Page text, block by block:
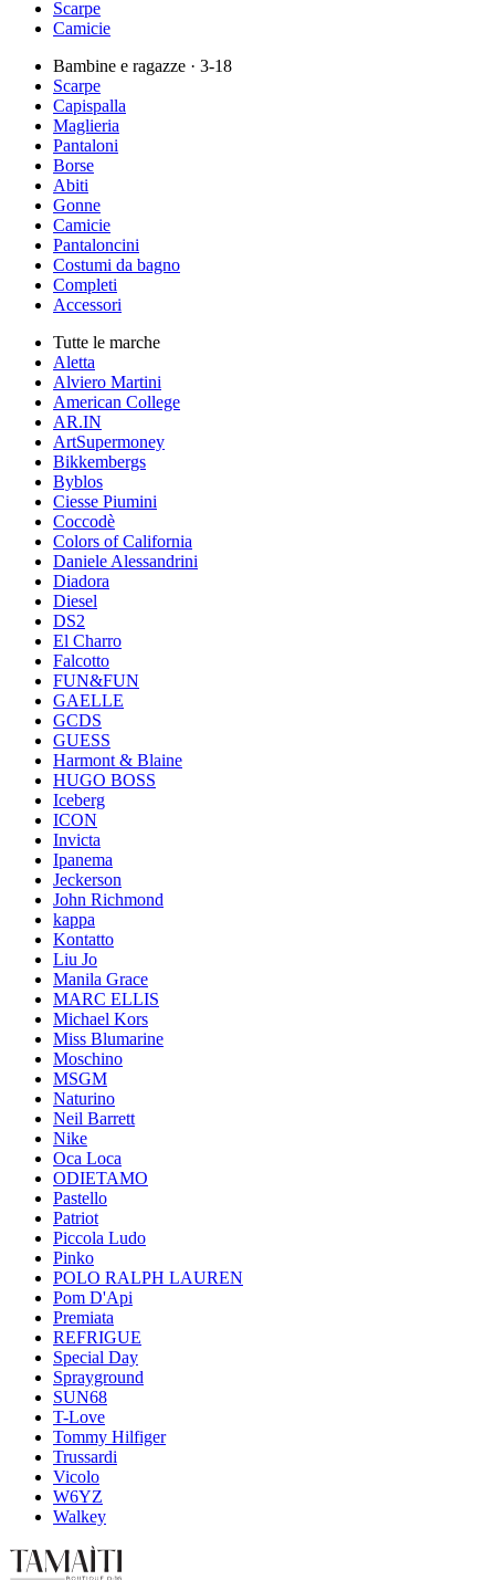
Scarpe
Camicie
Bambine e ragazze · 3-18
Scarpe
Capispalla
Maglieria
Pantaloni
Borse
Abiti
Gonne
Camicie
Pantaloncini
Costumi da bagno
Completi
Accessori
Tutte le marche
Aletta
Alviero Martini
American College
AR.IN
ArtSupermoney
Bikkembergs
Byblos
Ciesse Piumini
Coccodè
Colors of California
Daniele Alessandrini
Diadora
Diesel
DS2
El Charro
Falcotto
FUN&FUN
GAELLE
GCDS
GUESS
Harmont & Blaine
HUGO BOSS
Iceberg
ICON
Invicta
Ipanema
Jeckerson
John Richmond
kappa
Kontatto
Liu Jo
Manila Grace
MARC ELLIS
Michael Kors
Miss Blumarine
Moschino
MSGM
Naturino
Neil Barrett
Nike
Oca Loca
ODIETAMO
Pastello
Patriot
Piccola Ludo
Pinko
POLO RALPH LAUREN
Pom D'Api
Premiata
REFRIGUE
Special Day
Sprayground
SUN68
T-Love
Tommy Hilfiger
Trussardi
Vicolo
W6YZ
Walkey